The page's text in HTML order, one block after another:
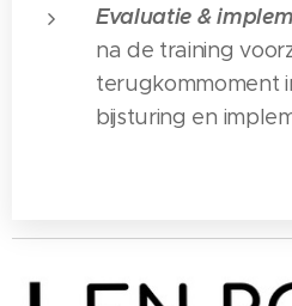
Evaluatie &
na de training
terugkommoment
bijsturing en